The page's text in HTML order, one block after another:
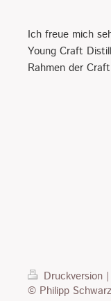
Ich freue mich
Young Craft
Rahmen der
Druckversion |
© Philipp Schwarz